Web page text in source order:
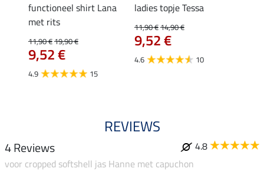
functioneel shirt Lana
met rits
11,90 €19,90 €
9,52 €
4.9 15
ladies topje Tessa
11,90 €14,90 €
9,52 €
4.6 10
REVIEWS
4 Reviews
4.8
voor cropped softshell jas Hanne met capuchon